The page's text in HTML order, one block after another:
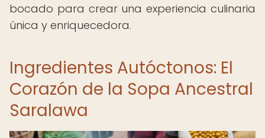
bocado para crear una experiencia culinaria
única y enriquecedora.
Ingredientes Autóctonos: El
Corazón de la Sopa Ancestral
Saralawa